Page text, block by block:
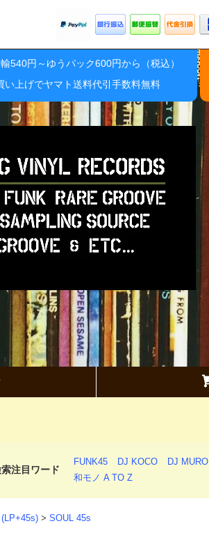
540円～ゆうパック600円から（税込）
上げでヤマト送料代引手数料無料
注目ワード
FUNK45 DJ KOCO DJ MURO
和モノ A TO Z
> SOUL 45s